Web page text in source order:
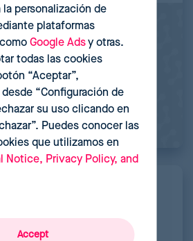
al implementar
con IA (y cómo
la personalización de
plataformas
Google Adsy otras.
todas las cookies
“Aceptar”,
“Configuración de
su uso clicando en
Puedes conocer las
que utilizamos en
Notice, Privacy Policy, and
Accept